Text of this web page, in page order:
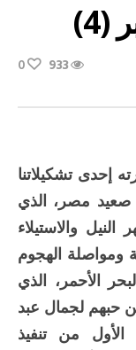
933
0
إحدى تشكيلاتنا
مصر، الذي
والاستيلاء
الهجوم
الأحمر، الذي
حبهم لجمال عبد
من تنفيذ